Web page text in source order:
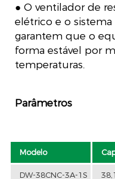
● O ventilador de
elétrico e o
garantem que o
forma estável por
temperaturas.
Parâmetros
Modelo
DW-38CNC-3A-1S